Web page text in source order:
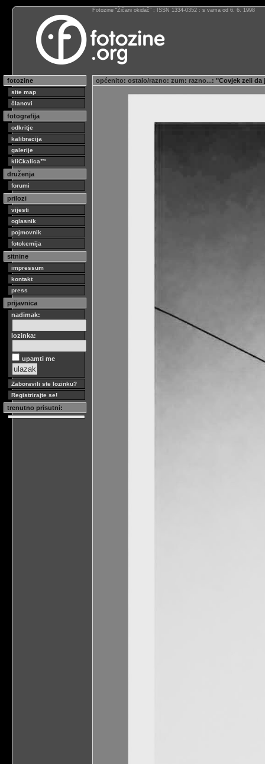
Fotozine “Žičani okidač” : ISSN 1334-0352 : s vama od 6. 6. 1998
fotozine
site map
članovi
fotografija
odkritje
kalibracija
galerije
kliCkalica™
druženja
forumi
prilozi
vijesti
oglasnik
pojmovnik
fotokemija
sitnine
impressum
kontakt
press
prijavnica
nadimak:
lozinka:
upamti me
Zaboravili ste lozinku?
Registrirajte se!
trenutno prisutni:
općenito: ostalo/razno: zum: razno...: "Covjek zeli